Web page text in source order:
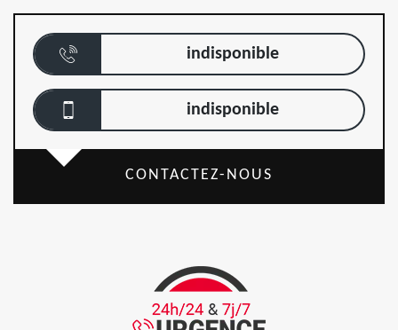
indisponible
indisponible
CONTACTEZ-NOUS